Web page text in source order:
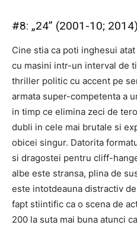
#8: „24” (2001-10; 2014)
Cine stia ca poti inghesui
cu masini intr-un interval de
thriller politic cu accent pe
armata super-competenta a
in timp ce elimina zeci de
dubli in cele mai brutale si
obicei singur. Datorita
si dragostei pentru cliff-
albe este stransa, plina de
este intotdeauna distractiv
fapt stiintific ca o scena de
200 la suta mai buna atunci